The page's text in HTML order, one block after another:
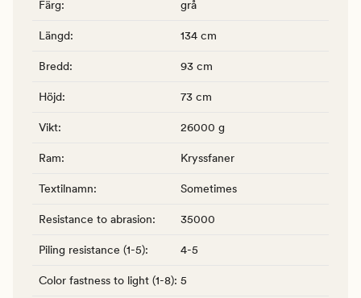
Färg: grå
Längd: 134 cm
Bredd: 93 cm
Höjd: 73 cm
Vikt: 26000 g
Ram: Kryssfaner
Textilnamn: Sometimes
Resistance to abrasion: 35000
Piling resistance (1-5): 4-5
Color fastness to light (1-8): 5